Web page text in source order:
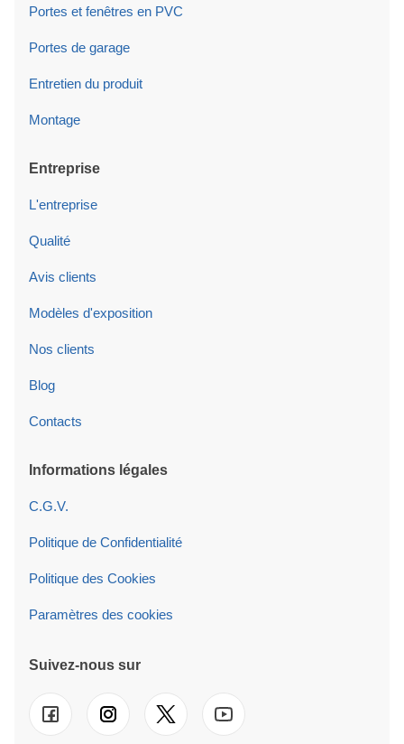
Portes et fenêtres en PVC
Portes de garage
Entretien du produit
Montage
Entreprise
L'entreprise
Qualité
Avis clients
Modèles d'exposition
Nos clients
Blog
Contacts
Informations légales
C.G.V.
Politique de Confidentialité
Politique des Cookies
Paramètres des cookies
Suivez-nous sur